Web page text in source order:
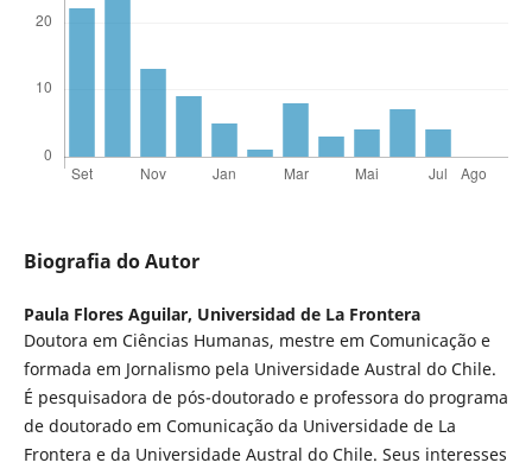
Biografia do Autor
Paula Flores Aguilar, Universidad de La Frontera
Doutora em Ciências Humanas, mestre em Comunicação e
formada em Jornalismo pela Universidade Austral do Chile.
É pesquisadora de pós-doutorado e professora do programa
de doutorado em Comunicação da Universidade de La
Frontera e da Universidade Austral do Chile. Seus interesses